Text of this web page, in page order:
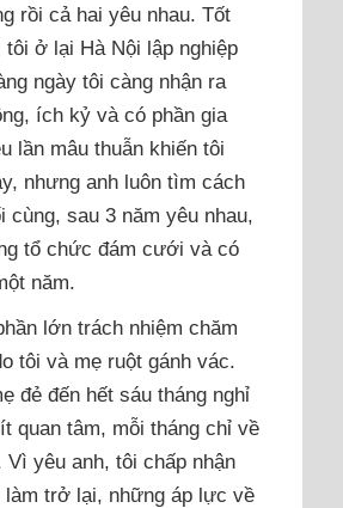
rồi cả hai yêu nhau. Tốt
tôi ở lại Hà Nội lập nghiệp
ngày tôi càng nhận ra
ích kỷ và có phần gia
lần mâu thuẫn khiến tôi
nhưng anh luôn tìm cách
cùng, sau 3 năm yêu nhau,
tổ chức đám cưới và có
năm.
lớn trách nhiệm chăm
tôi và mẹ ruột gánh vác.
đẻ đến hết sáu tháng nghỉ
quan tâm, mỗi tháng chỉ về
Vì yêu anh, tôi chấp nhận
làm trở lại, những áp lực về